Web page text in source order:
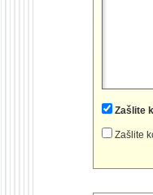
Zašlite
Zašlite